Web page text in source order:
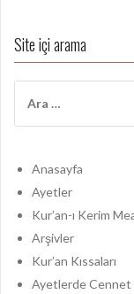
Site içi arama
a
a
Anasayfa
Ayetler
Kur’an-ı Kerim
Arşivler
Kur’an Kıssaları
Ayetlerde Cennet